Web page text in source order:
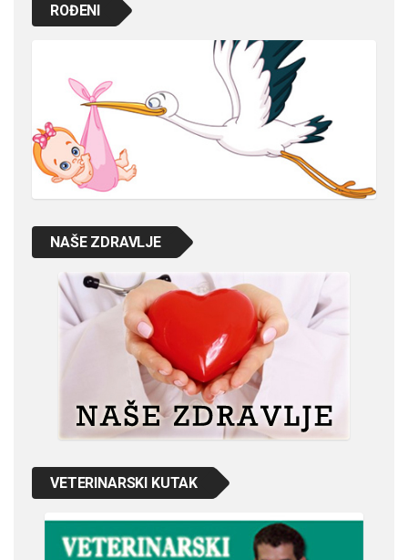
ROĐENI
NAŠE ZDRAVLJE
VETERINARSKI KUTAK